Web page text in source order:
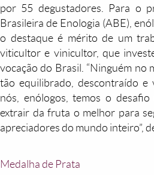
por 55 degustadores. Para o
Brasileira de Enologia (ABE),
o destaque é mérito de um
viticultor e vinicultor, que
vocação do Brasil. “Ninguém no
tão equilibrado, descontraído e
nós, enólogos, temos o
extrair da fruta o melhor para
apreciadores do mundo inteiro”,
Medalha de Prata